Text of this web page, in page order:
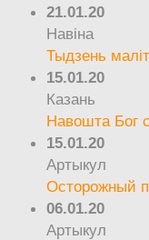
21.01.20
Навіна
Тыдзень
15.01.20
Казань
Навошта Бог
15.01.20
Артыкул
Осторожный
06.01.20
Артыкул